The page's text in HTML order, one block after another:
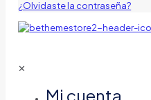
¿Olvidaste la contraseña?
✕
Mi cuenta